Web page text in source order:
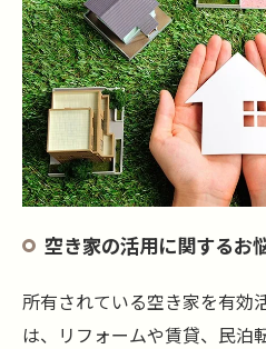
空き家の活用に関するお
所有されている空き家を有効
は、リフォームや賃貸、民泊